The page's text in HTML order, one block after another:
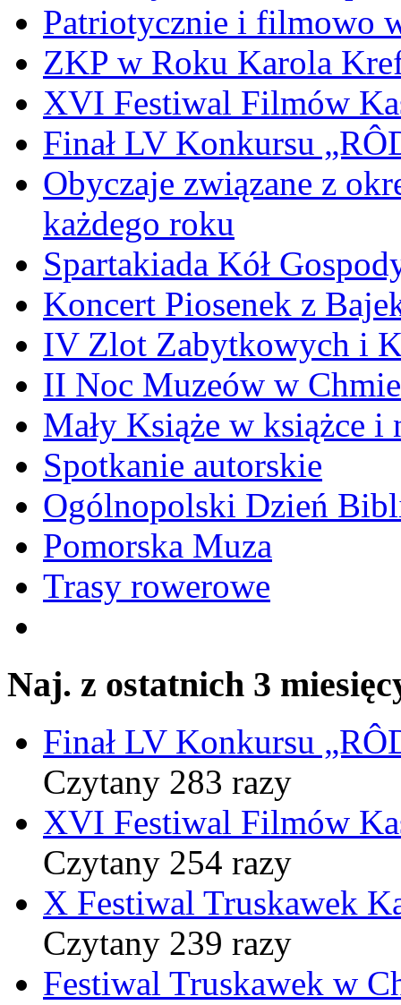
Patriotycznie i filmowo
ZKP w Roku Karola
XVI Festiwal Filmów
Finał LV Konkursu
Obyczaje związane z
każdego roku
Spartakiada Kół
Koncert Piosenek z
IV Zlot Zabytkowych i
II Noc Muzeów w
Mały Książe w książce i
Spotkanie autorskie
Ogólnopolski Dzień
Pomorska Muza
Trasy rowerowe
Naj. z ostatnich 3
Finał LV Konkursu
Czytany 283 razy
XVI Festiwal Filmów
Czytany 254 razy
X Festiwal Truskawek
Czytany 239 razy
Festiwal Truskawek w